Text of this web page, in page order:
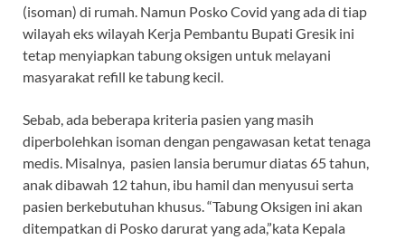
(isoman) di rumah. Namun Posko Covid yang ada di tiap
wilayah eks wilayah Kerja Pembantu Bupati Gresik ini
tetap menyiapkan tabung oksigen untuk melayani
masyarakat refill ke tabung kecil.
Sebab, ada beberapa kriteria pasien yang masih
diperbolehkan isoman dengan pengawasan ketat tenaga
medis. Misalnya, pasien lansia berumur diatas 65 tahun,
anak dibawah 12 tahun, ibu hamil dan menyusui serta
pasien berkebutuhan khusus. “Tabung Oksigen ini akan
ditempatkan di Posko darurat yang ada,”kata Kepala